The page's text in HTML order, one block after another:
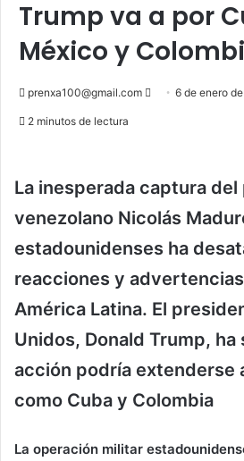
Trump va a por
México y
prenxa100@gmail.com
Send6 de enero
2 minutos de lectura
La inesperada captura
venezolano Nicolás
estadounidenses ha
reacciones y
América Latina. El
Unidos, Donald Trump,
acción podría extenderse
como Cuba y Colombia
La operación militar